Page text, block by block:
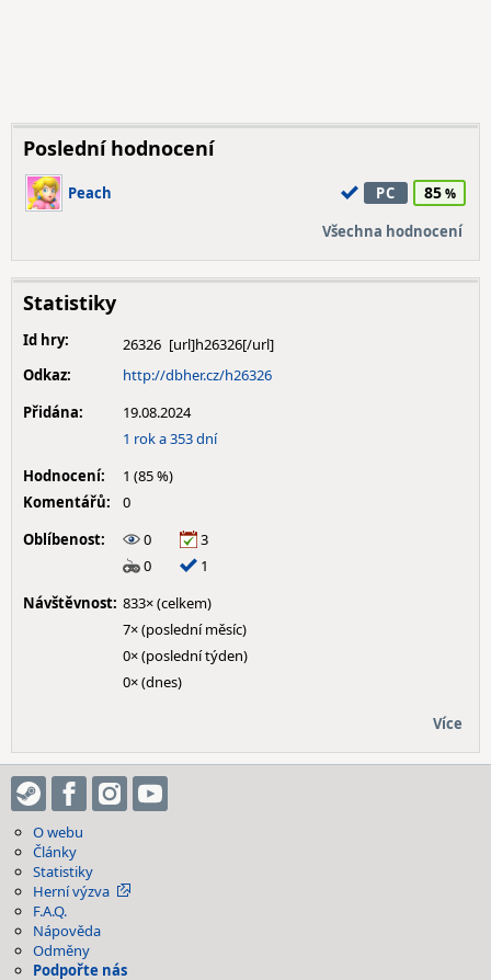
Poslední hodnocení
Peach PC 85
Všechna hodnocení
Statistiky
Id hry:
26326
Odkaz:
http://dbher.cz/h26326
Přidána:
19.08.2024
1 rok a 353 dní
Hodnocení:
1 (85 %)
Komentářů:
0
Oblíbenost:
0
3
0
1
Návštěvnost: 833× (celkem)
7× (poslední měsíc)
0× (poslední týden)
0× (dnes)
Více
O webu
Články
Statistiky
Herní výzva
F.A.Q.
Nápověda
Odměny
Podpořte nás